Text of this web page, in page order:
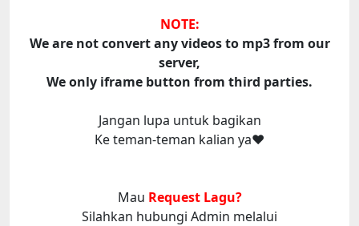
NOTE:
We are not convert any videos to mp3 from our
server,
We only iframe button from third parties.
Jangan lupa untuk bagikan
Ke teman-teman kalian ya❤️
Mau Request Lagu?
Silahkan hubungi Admin melalui